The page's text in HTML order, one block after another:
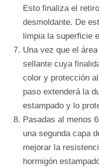
Esto finaliza el
desmoldante. De
limpia la superficie
Una vez que el
sellante cuya
color y protección
paso extenderá la
estampado y lo
Pasadas al menos
una segunda capa
mejorar la
hormigón